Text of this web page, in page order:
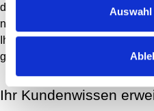
der Methode des
B2B Web
nutzen, um Ihre Liste von
Ihre Marketingeffizienz zu
gewinnen.
Ihr Kundenwissen